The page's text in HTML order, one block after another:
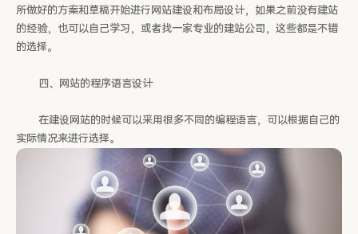
所做好的方案和草稿开始进行网站建设和布局设计，如果之前没有建站
的经验，也可以自己学习，或者找一家专业的建站公司，这些都是不错
的选择。
四、网站的程序语言设计
在建设网站的时候可以采用很多不同的编程语言，可以根据自己的
实际情况来进行选择。